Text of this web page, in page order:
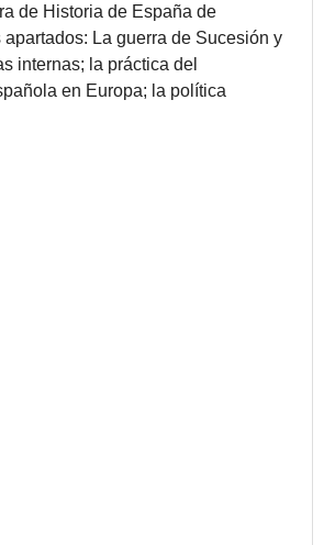
de Historia de España de
La guerra de Sucesión y
internas; la práctica del
en Europa; la política